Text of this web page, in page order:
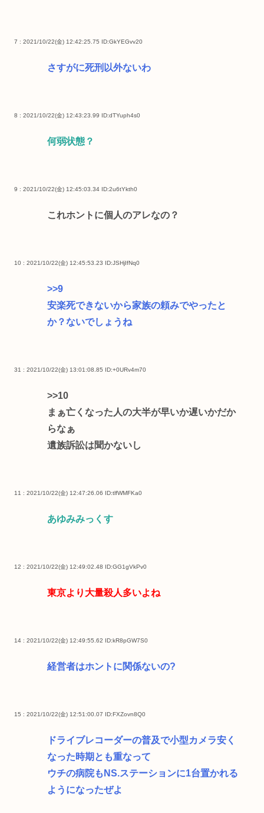
7 : 2021/10/22(金) 12:42:25.75 ID:GkYEGvv20
さすがに死刑以外ないわ
8 : 2021/10/22(金) 12:43:23.99 ID:dTYuph4s0
何弱状態？
9 : 2021/10/22(金) 12:45:03.34 ID:2u6tYkth0
これホントに個人のアレなの？
10 : 2021/10/22(金) 12:45:53.23 ID:JSHjIfNq0
>>9
安楽死できないから家族の頼みでやったと
か？ないでしょうね
31 : 2021/10/22(金) 13:01:08.85 ID:+0URv4m70
>>10
まぁ亡くなった人の大半が早いか遅いかだか
らなぁ
遺族訴訟は聞かないし
11 : 2021/10/22(金) 12:47:26.06 ID:tlfWMFKa0
あゆみみっくす
12 : 2021/10/22(金) 12:49:02.48 ID:GG1gVkPv0
東京より大量殺人多いよね
14 : 2021/10/22(金) 12:49:55.62 ID:kR8pGW7S0
経営者はホントに関係ないの?
15 : 2021/10/22(金) 12:51:00.07 ID:FXZovn8Q0
ドライブレコーダーの普及で小型カメラ安く
なった時期とも重なって
ウチの病院もNS.ステーションに1台置かれる
ようになったぜよ